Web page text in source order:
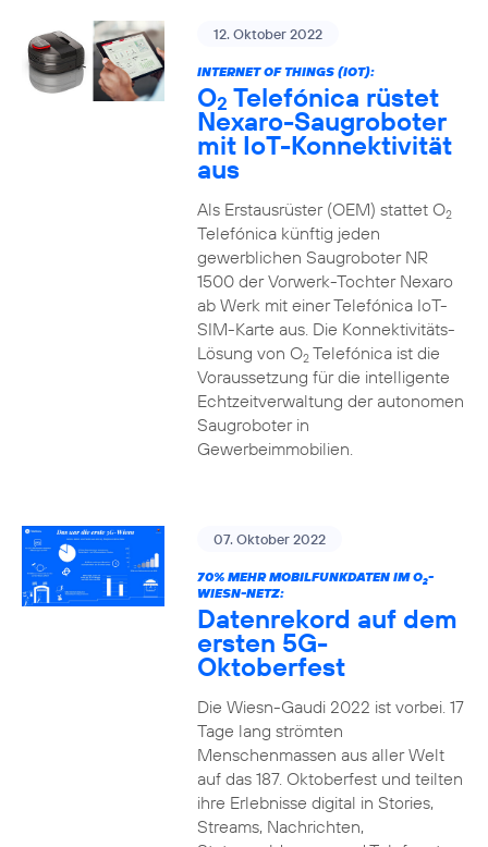
12. Oktober 2022
INTERNET OF THINGS (IOT):
O2 Telefónica rüstet
Nexaro-Saugroboter
mit IoT-Konnektivität
aus
Als Erstausrüster (OEM) stattet O2
Telefónica künftig jeden
gewerblichen Saugroboter NR
1500 der Vorwerk-Tochter Nexaro
ab Werk mit einer Telefónica IoT-
SIM-Karte aus. Die Konnektivitäts-
Lösung von O2Telefónica ist die
Voraussetzung für die intelligente
Echtzeitverwaltung der autonomen
Saugroboter in
Gewerbeimmobilien.
07. Oktober 2022
70% MEHR MOBILFUNKDATEN IM O2-
WIESN-NETZ:
Datenrekord auf dem
ersten 5G-
Oktoberfest
Die Wiesn-Gaudi 2022 ist vorbei. 17
Tage lang strömten
Menschenmassen aus aller Welt
auf das 187. Oktoberfest und teilten
ihre Erlebnisse digital in Stories,
Streams, Nachrichten,